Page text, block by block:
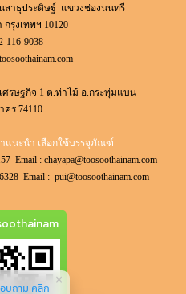
นสาธุประดิษฐ์ แขวงช่องนนทรี
รุงเทพฯ 10120
116-9038
รษฐกิจ 1 ต.ท่าไม้ อ.กระทุ่มแบน
คร 74110
แนะนำ เลือกใช้บรรจุภัณฑ์
Email : chayapa@toosoothainam.com
Email : pui@toosoothainam.com
บถาม คลิก